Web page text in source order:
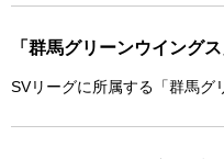
「群馬グリーンウイング
SVリーグに所属する「群馬グ